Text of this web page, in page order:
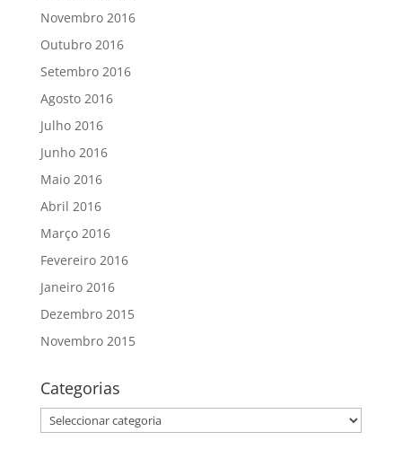
Novembro 2016
Outubro 2016
Setembro 2016
Agosto 2016
Julho 2016
Junho 2016
Maio 2016
Abril 2016
Março 2016
Fevereiro 2016
Janeiro 2016
Dezembro 2015
Novembro 2015
Categorias
Categorias